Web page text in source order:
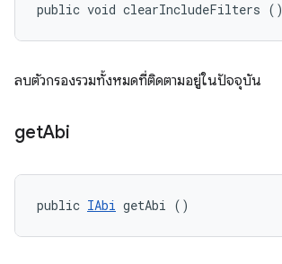
public void clearIncludeFilters ()
ลบตัวกรองรวมทั้งหมดที่ติดตามอยู่ในปัจจุบัน
getAbi
public IAbi getAbi ()